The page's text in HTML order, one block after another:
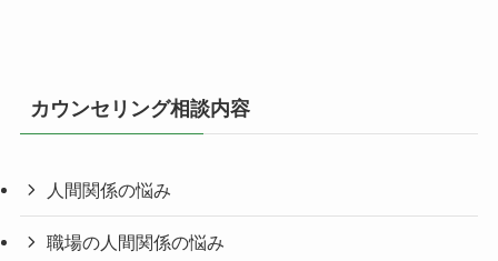
カウンセリング相談内容
人間関係の悩み
職場の人間関係の悩み